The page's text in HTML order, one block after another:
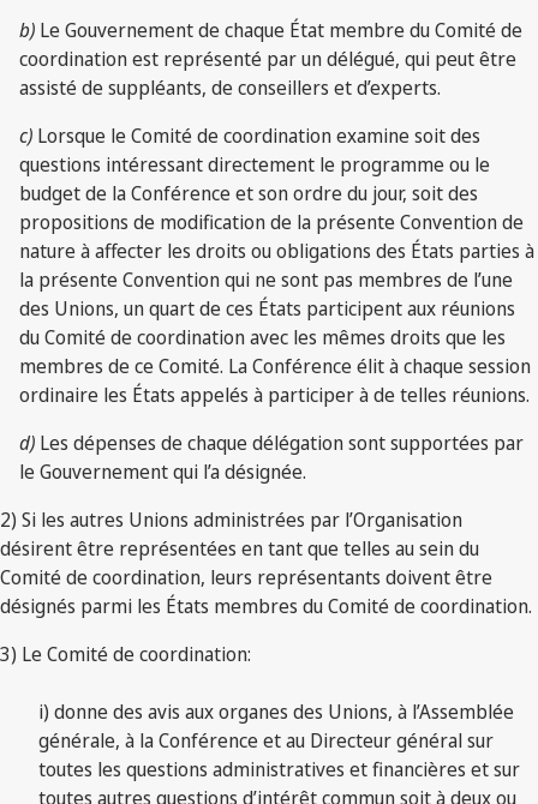
b) Le Gouvernement de chaque État membre du Comité de
coordination est représenté par un délégué, qui peut être
assisté de suppléants, de conseillers et d’experts.
c) Lorsque le Comité de coordination examine soit des
questions intéressant directement le programme ou le
budget de la Conférence et son ordre du jour, soit des
propositions de modification de la présente Convention de
nature à affecter les droits ou obligations des États parties à
la présente Convention qui ne sont pas membres de l’une
des Unions, un quart de ces États participent aux réunions
du Comité de coordination avec les mêmes droits que les
membres de ce Comité. La Conférence élit à chaque session
ordinaire les États appelés à participer à de telles réunions.
d) Les dépenses de chaque délégation sont supportées par
le Gouvernement qui l’a désignée.
2) Si les autres Unions administrées par l’Organisation
désirent être représentées en tant que telles au sein du
Comité de coordination, leurs représentants doivent être
désignés parmi les États membres du Comité de coordination.
3) Le Comité de coordination:
i) donne des avis aux organes des Unions, à l’Assemblée
générale, à la Conférence et au Directeur général sur
toutes les questions administratives et financières et sur
toutes autres questions d’intérêt commun soit à deux ou